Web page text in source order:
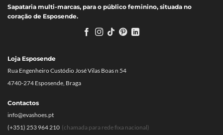
Sapataria multi-marcas, para o público feminino, situada no
coração de Esposende.
Loja Esposende
Rua Engenheiro Custódio José Vilas Boas n 54
4740-274 Esposende, Braga
Contactos
info@evashoes.pt
(+351) 253 964 210 (chamada para rede fixa nacional)